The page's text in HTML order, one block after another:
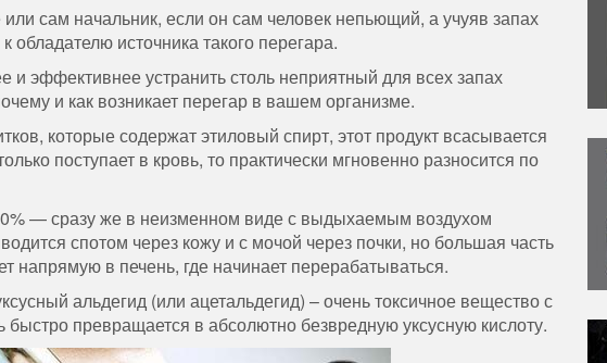
сам начальник, если он сам человек непьющий, а учуяв запах
источника такого перегара.
и эффективнее устранить столь неприятный для всех запах
и как возникает перегар в вашем организме.
которые содержат этиловый спирт, этот продукт всасывается
поступает в кровь, то практически мгновенно разносится по
— сразу же в неизменном виде с выдыхаемым воздухом
спотом через кожу и с мочой через почки, но большая часть
напрямую в печень, где начинает перерабатываться.
альдегид (или ацетальдегид) – очень токсичное вещество с
превращается в абсолютно безвредную уксусную кислоту.